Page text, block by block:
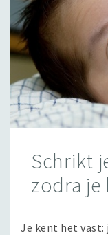
Schrikt
zodra je
Je kent het vast: